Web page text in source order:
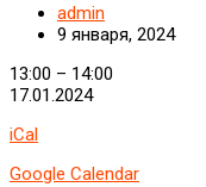
admin
9 января, 2024
Супервизия
13:00 – 14:00
17.01.2024
iCal
Google Calendar